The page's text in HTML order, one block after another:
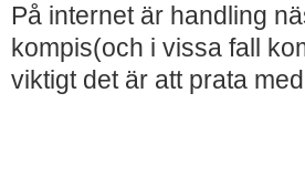
På internet är handling
kompis(och i vissa fall
viktigt det är att prata